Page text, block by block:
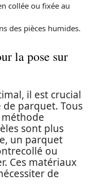
collée ou fixée au
des pièces humides.
la pose sur
il est crucial
parquet. Tous
méthode
sont plus
un parquet
ou
Ces matériaux
de